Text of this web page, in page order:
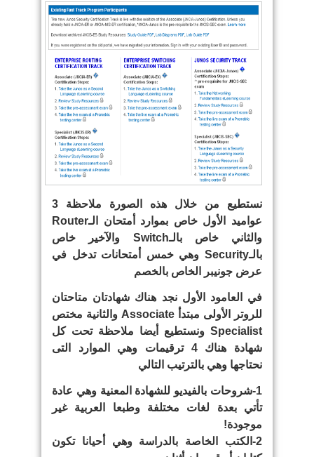
نستطيع من خلال هذه الصورة ملاحظة 3
عواميد الأول خاص بموارد أمتحان الـRouter
والثاني خاص بالـSwitch والآخير خاص
بالـSecurity وهي خمس أمتحانات تدخل في
عرض جونيبر الخاص بالخصم
في العامود الأول نجد هناك شهادتان متاحتان
للروتر الأولى مبتدأ Associate والثانية مختص
Specialist ونستطيع أيضا ملاحظة تحت كل
شهادة هناك 4 ترقيمات وهي الموارد التى
نحتاجها وهي بالترتيب التالي
1-شروحات بالفيديو للشهادة المعنية وهي عادة
تأتي بعدة لغات مختلفة وطبعا العربية غير
موجودة!
2-الكتب الخاصة بالدراسة وهي أحيانا تكون